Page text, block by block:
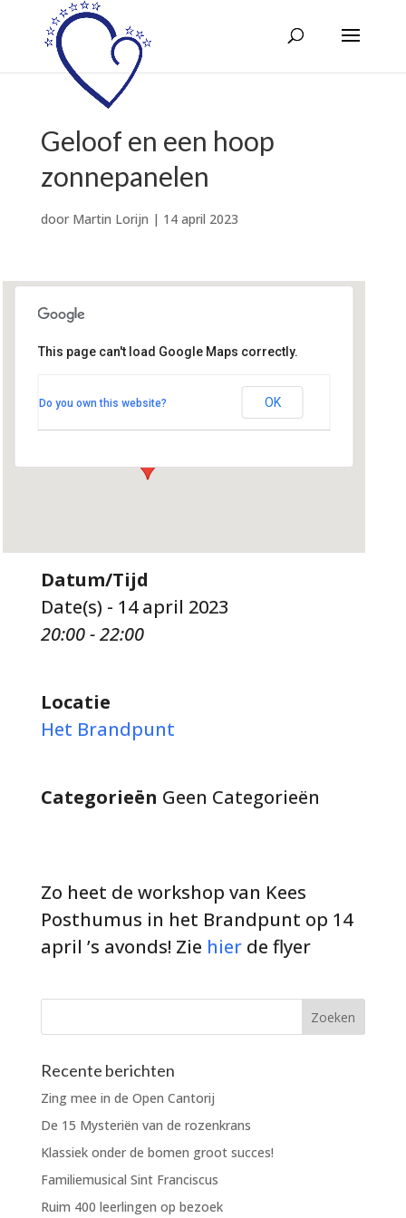
Geloof en een hoop
zonnepanelen
door Martin Lorijn | 14 april 2023
Het Brandpunt
Laan naar Emiclaer 101 - Amersfoort
This page can't load Google Maps correctly.
Do you own this website? OK
Datum/Tijd
Date(s) - 14 april 2023
20:00 - 22:00
Locatie
Het Brandpunt
Categorieën Geen Categorieën
Zo heet de workshop van Kees
Posthumus in het Brandpunt op 14
april ’s avonds! Zie hierde flyer
Recente berichten
Zing mee in de Open Cantorij
De 15 Mysteriën van de rozenkrans
Klassiek onder de bomen groot succes!
Familiemusical Sint Franciscus
Ruim 400 leerlingen op bezoek